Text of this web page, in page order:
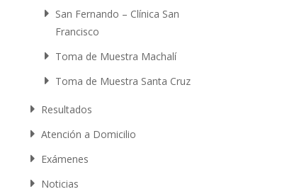
San Fernando – Clínica San
Francisco
Toma de Muestra Machalí
Toma de Muestra Santa Cruz
Resultados
Atención a Domicilio
Exámenes
Noticias